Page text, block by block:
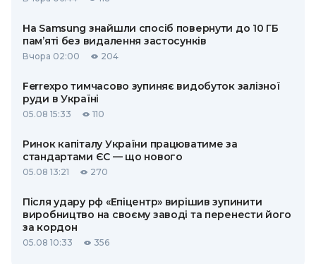
На Samsung знайшли спосіб повернути до 10 ГБ
пам’яті без видалення застосунків
Вчора 02:00 204
Ferrexpo тимчасово зупиняє видобуток залізної
руди в Україні
05.08 15:33 110
Ринок капіталу України працюватиме за
стандартами ЄС — що нового
05.08 13:21 270
Після удару рф «Епіцентр» вирішив зупинити
виробництво на своєму заводі та перенести його
за кордон
05.08 10:33 356